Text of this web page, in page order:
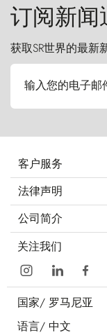
订阅新闻
获取SR世界的最新
输入您的电子邮
客户服务
法律声明
公司简介
关注我们
国家/ 罗马尼亚
语言/ 中文